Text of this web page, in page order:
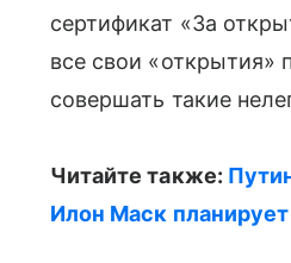
сертификат «За
все свои «открытия»
совершать такие
Читайте также:
Илон Маск